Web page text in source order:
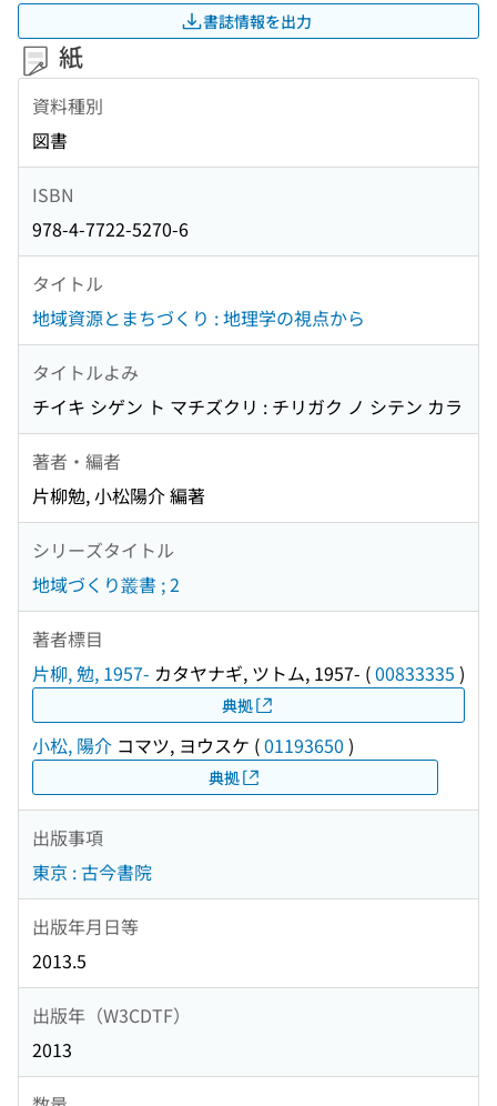
書誌情報を出力
紙
資料種別
図書
ISBN
978-4-7722-5270-6
タイトル
地域資源とまちづくり : 地理学の視点から
タイトルよみ
チイキ シゲン ト マチズクリ : チリガク ノ シテン カラ
著者・編者
片柳勉, 小松陽介 編著
シリーズタイトル
地域づくり叢書 ; 2
著者標目
片柳, 勉, 1957- カタヤナギ, ツトム, 1957- (00833335 )
典拠
小松, 陽介 コマツ, ヨウスケ (01193650 )
典拠
出版事項
東京 : 古今書院
出版年月日等
2013.5
出版年（W3CDTF）
2013